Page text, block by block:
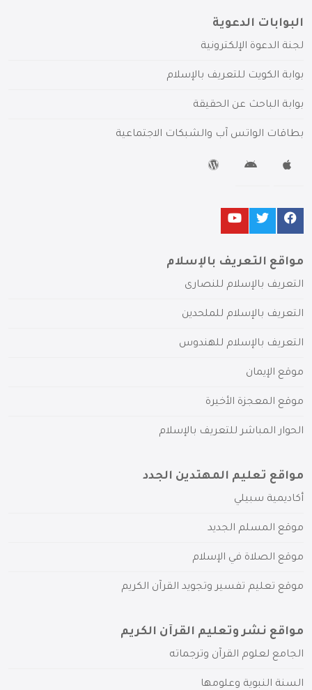
البوابات الدعوية
لجنة الدعوة الإلكترونية
بوابة الكويت للتعريف بالإسلام
بوابة الباحث عن الحقيقة
بطاقات الواتس آب والشبكات الاجتماعية
مواقع التعريف بالإسلام
التعريف بالإسلام للنصارى
التعريف بالإسلام للملحدين
التعريف بالإسلام للهندوس
موقع الإيمان
موقع المعجزة الأخيرة
الحوار المباشر للتعريف بالإسلام
مواقع تعليم المهتدين الجدد
أكاديمية سبيلي
موقع المسلم الجديد
موقع الصلاة في الإسلام
موقع تعليم تفسير وتجويد القرآن الكريم
مواقع نشر وتعليم القرآن الكريم
الجامع لعلوم القرآن وترجماته
السنة النبوية وعلومها